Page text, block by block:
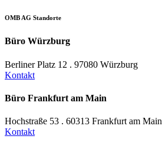
OMB AG Standorte
Büro Würzburg
Berliner Platz 12 . 97080 Würzburg
Kontakt
Büro Frankfurt am Main
Hochstraße 53 . 60313 Frankfurt am Main
Kontakt